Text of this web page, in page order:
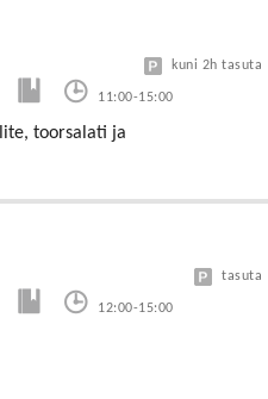
11:00-15:00
kuni 2h tasuta
toorsalati ja
12:00-15:00
tasuta